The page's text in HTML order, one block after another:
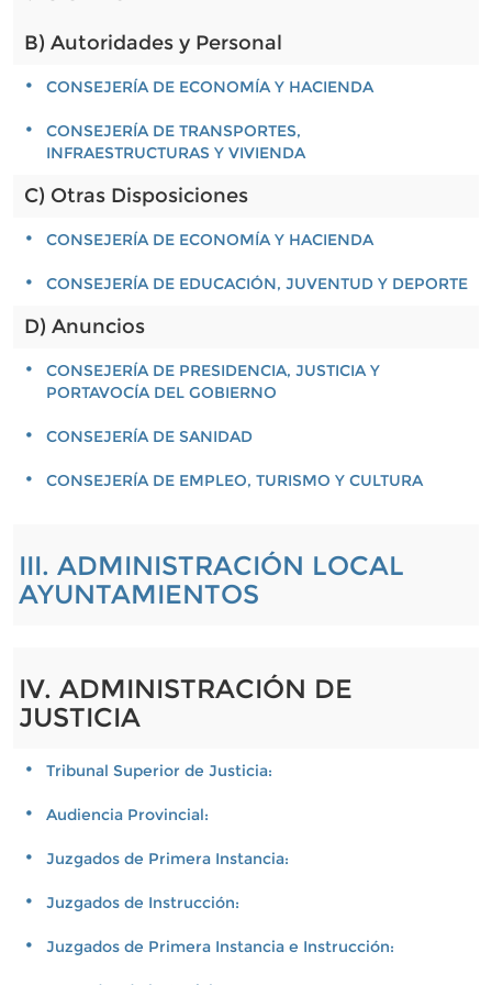
B) Autoridades y Personal
CONSEJERÍA DE ECONOMÍA Y HACIENDA
CONSEJERÍA DE TRANSPORTES,
INFRAESTRUCTURAS Y VIVIENDA
C) Otras Disposiciones
CONSEJERÍA DE ECONOMÍA Y HACIENDA
CONSEJERÍA DE EDUCACIÓN, JUVENTUD Y DEPORTE
D) Anuncios
CONSEJERÍA DE PRESIDENCIA, JUSTICIA Y
PORTAVOCÍA DEL GOBIERNO
CONSEJERÍA DE SANIDAD
CONSEJERÍA DE EMPLEO, TURISMO Y CULTURA
III. ADMINISTRACIÓN LOCAL
AYUNTAMIENTOS
IV. ADMINISTRACIÓN DE
JUSTICIA
Tribunal Superior de Justicia:
Audiencia Provincial:
Juzgados de Primera Instancia:
Juzgados de Instrucción:
Juzgados de Primera Instancia e Instrucción: